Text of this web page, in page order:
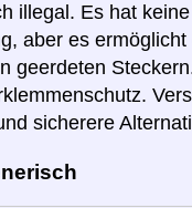
illegal. Es hat keine
aber es ermöglicht
geerdeten
sicherere